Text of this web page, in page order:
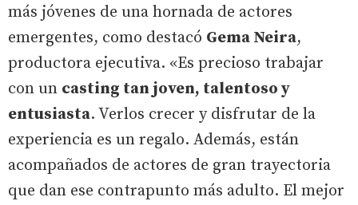
más jóvenes de una hornada de actores
emergentes, como destacó Gema Neira,
productora ejecutiva. «Es precioso trabajar
con un casting tan joven, talentoso y
entusiasta. Verlos crecer y disfrutar de la
experiencia es un regalo. Además, están
acompañados de actores de gran trayectoria
que dan ese contrapunto más adulto. El mejor